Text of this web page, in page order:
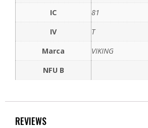
IC
81
IV
T
Marca
VIKING
NFU B
REVIEWS